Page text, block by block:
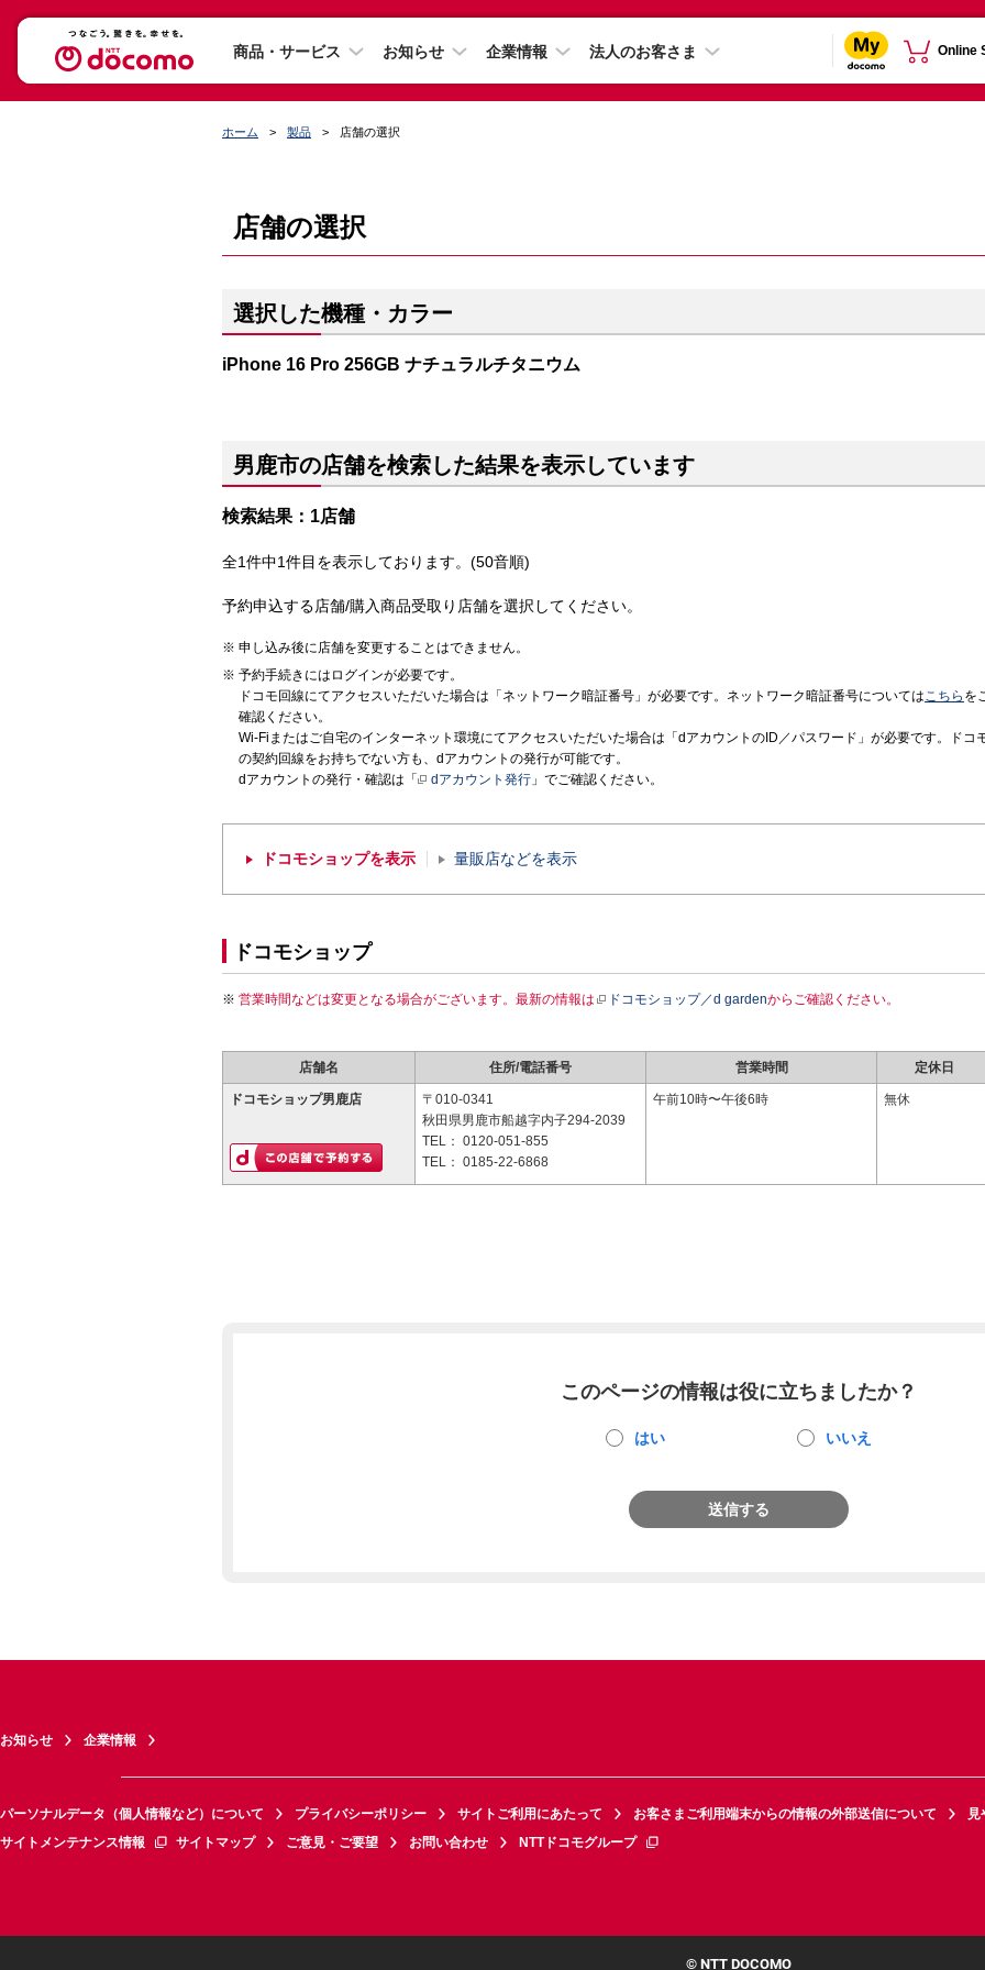
商品・サービス お知らせ 企業情報 法人のお客さま Online
ホーム 製品 店舗の選択
店舗の選択
選択した機種・カラー
iPhone 16 Pro 256GB ナチュラルチタニウム
男鹿市の店舗を検索した結果を表示しています
検索結果：1店舗
全1件中1件目を表示しております。(50音順)
予約申込する店舗/購入商品受取り店舗を選択してください。
申し込み後に店舗を変更することはできません。
予約手続きにはログインが必要です。
ドコモ回線にてアクセスいただいた場合は「ネットワーク暗証番号」が必要です。ネットワーク暗証番号についてはこちら を
確認ください。
Wi-Fiまたはご自宅のインターネット環境にてアクセスいただいた場合は「dアカウントのID／パスワード」が必要です。ドコ
の契約回線をお持ちでない方も、dアカウントの発行が可能です。
dアカウントの発行・確認は「
dアカウント発行 」でご確認ください。
ドコモショップを表示 量販店などを表示
ドコモショップ
営業時間などは変更となる場合がございます。最新の情報は ドコモショップ／d gardenからご確認ください。
店舗名 住所/電話番号 営業時間 定休日
ドコモショップ男鹿店
〒010-0341
秋田県男鹿市船越字内子294-2039
TEL： 0120-051-855
TEL： 0185-22-6868
午前10時〜午後6時 無休
このページの情報は役に立ちましたか？
はい いいえ
送信する
お知らせ 企業情報
パーソナルデータ（個人情報など）について プライバシーポリシー サイトご利用にあたって お客さまご利用端末からの情報の外部送信について
見
サイトメンテナンス情報
サイトマップ ご意見・ご要望 お問い合わせ NTTドコモグループ
© NTT DOCOMO